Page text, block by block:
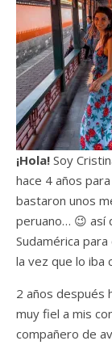
¡Hola! Soy
hace 4 años
bastaron unos
peruano… 😉 así
Sudamérica
la vez que lo iba
2 años después
muy fiel a mis
compañero de